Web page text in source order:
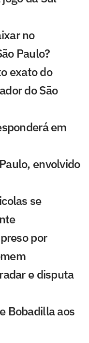
no
Paulo?
exato do
do São
em
envolvido
se
por
e disputa
Bobadilla aos